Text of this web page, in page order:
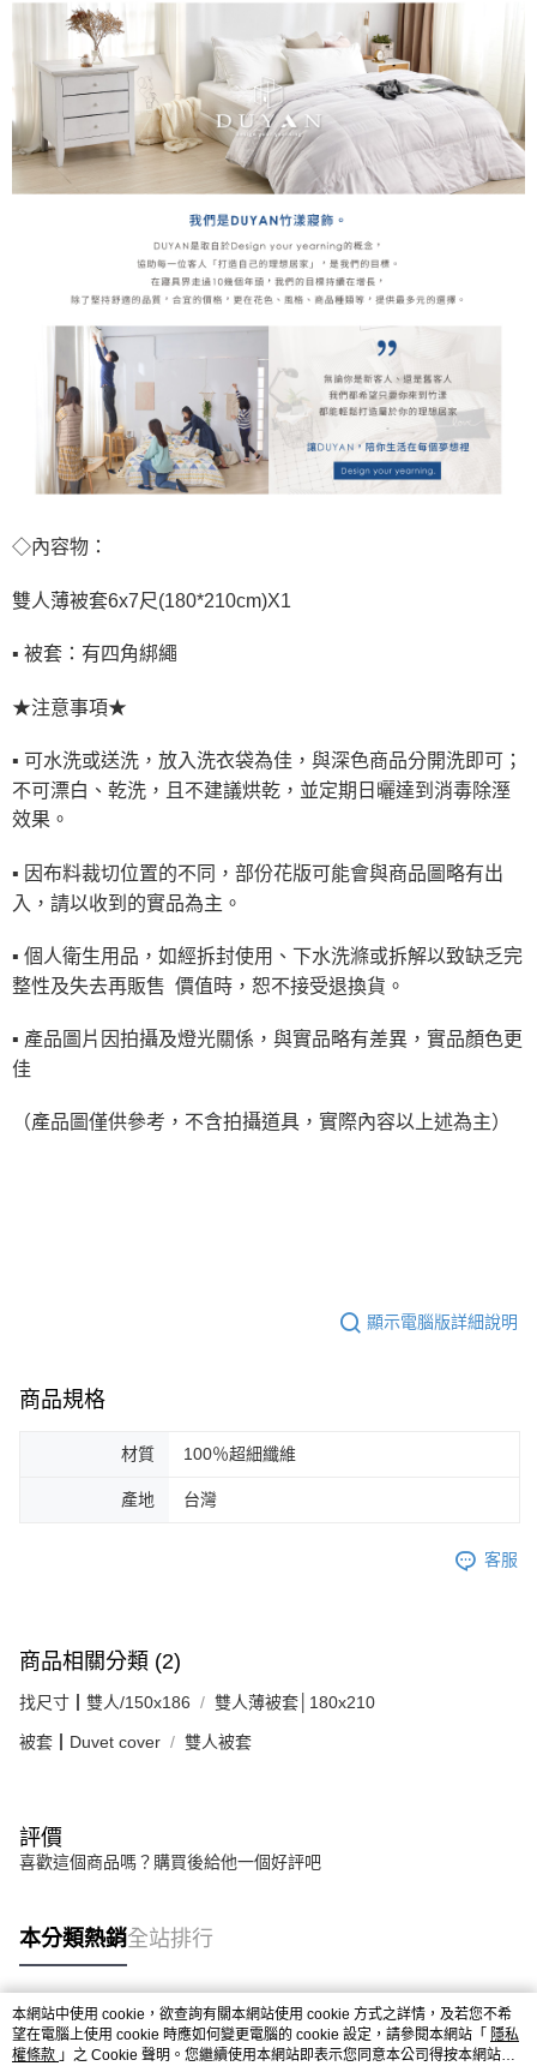
◇內容物：
雙人薄被套6x7尺(180*210cm)X1
▪ 被套：有四角綁繩
★注意事項★
▪ 可水洗或送洗，放入洗衣袋為佳，與深色商品分開洗即可；
不可漂白、乾洗，且不建議烘乾，並定期日曬達到消毒除溼
效果。
▪ 因布料裁切位置的不同，部份花版可能會與商品圖略有出
入，請以收到的實品為主。
▪ 個人衛生用品，如經拆封使用、下水洗滌或拆解以致缺乏完
整性及失去再販售 價值時，恕不接受退換貨。
▪ 產品圖片因拍攝及燈光關係，與實品略有差異，實品顏色更
佳
（產品圖僅供參考，不含拍攝道具，實際內容以上述為主）
顯示電腦版詳細說明
商品規格
材質 100％超細纖維
產地 台灣
客服
商品相關分類 (2)
找尺寸┃雙人/150x186 雙人薄被套│180x210
被套┃Duvet cover 雙人被套
評價
喜歡這個商品嗎？購買後給他一個好評吧
本分類熱銷全站排行
熱門標籤
本網站中使用 cookie，欲查詢有關本網站使用 cookie 方式之詳情，及若您不希
望在電腦上使用 cookie 時應如何變更電腦的 cookie 設定，請參閱本網站「 隱私
權條款 」之 Cookie 聲明。您繼續使用本網站即表示您同意本公司得按本網站使